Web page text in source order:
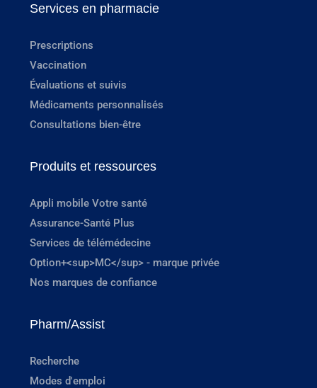
Services en pharmacie
Prescriptions
Vaccination
Évaluations et suivis
Médicaments personnalisés
Consultations bien-être
Produits et ressources
Appli mobile Votre santé
Assurance-Santé Plus
Services de télémédecine
Option+<sup>MC</sup> - marque privée
Nos marques de confiance
Pharm/Assist
Recherche
Modes d'emploi